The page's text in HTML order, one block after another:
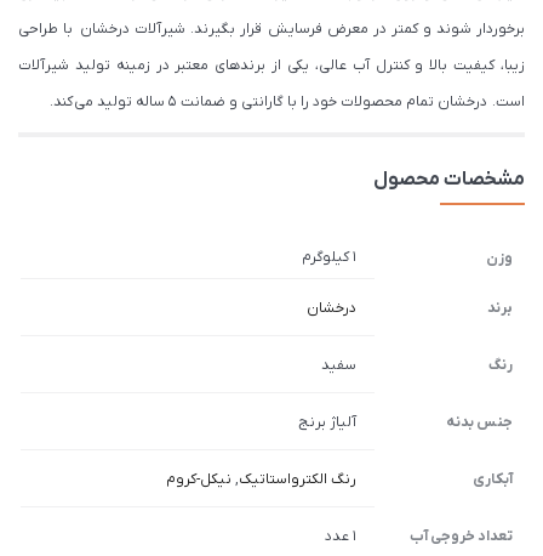
برخوردار شوند و کمتر در معرض فرسایش قرار بگیرند. شیرآلات درخشان با طراحی
زیبا، کیفیت بالا و کنترل آب عالی، یکی از برندهای معتبر در زمینه تولید شیرآلات
است. درخشان تمام محصولات خود را با گارانتی و ضمانت 5 ساله تولید می کند.
مشخصات محصول
وزن 1 کیلوگرم
برند درخشان
رنگ سفید
جنس بدنه آلیاژ برنج
آبکاری رنگ الکترواستاتیک, نیکل-کروم
تعداد خروجی آب 1 عدد